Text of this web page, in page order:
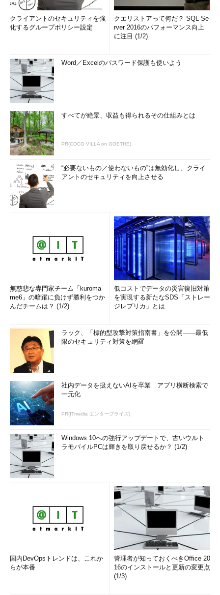
クライアントのセキュリティを強
化するグループポリシー設定
クエリストアって何だ？ SQL Se
rver 2016のパフォーマンス向上
に注目 (1/2)
Word／Excelのパスワード保護も使いよう
すべてが絶景、収益も得られるその仕組みとは
PR(COCO VILLA on GOETHE)
“必要ないもの／使わないもの”は無効化し、クライ
アントのセキュリティを向上させる
無慈悲な専門家チーム「kuroma
me6」の暗躍に負けず勝利をつか
んだチームは？ (1/2)
低コストでデータの災害復旧対策
を実現する新たなSDS「ストレー
ジレプリカ」とは
ラック、「標的型攻撃対策指南書」を公開――最低
限のセキュリティ対策を網羅
社内データを扱えないAIを卒業 アプリ横断検索で
一元化
PR(ITmedia エンタープライズ)
Windows 10への強行アップデートで、古いウルト
ラモバイルPCは輝きを取り戻せるか？ (1/2)
国内DevOpsトレンドは、これか
らが本番
管理者が知っておくべきOffice 20
16のインストールと更新の変更点
(1/3)